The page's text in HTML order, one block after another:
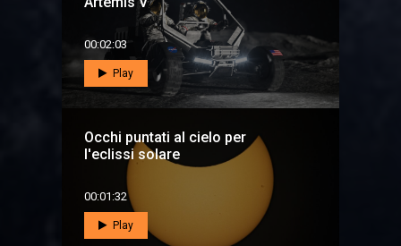
00:02:03
Play
Occhi puntati al cielo per
l'eclissi solare
00:01:32
Play